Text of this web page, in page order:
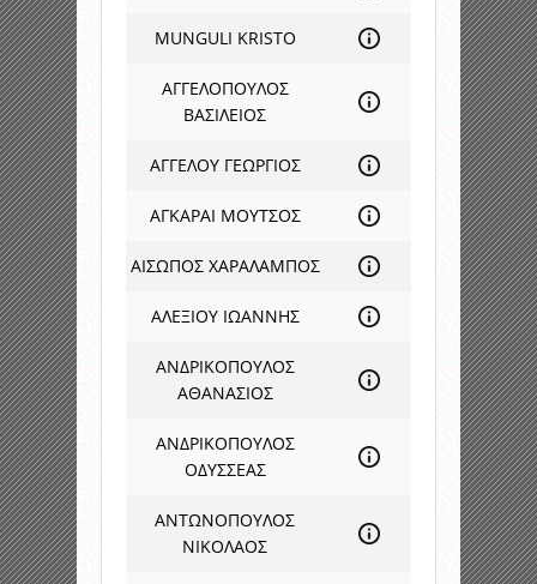
MUNGULI KRISTO
ΑΓΓΕΛΟΠΟΥΛΟΣ
ΒΑΣΙΛΕΙΟΣ
ΑΓΓΕΛΟΥ ΓΕΩΡΓΙΟΣ
ΑΓΚΑΡΑΙ ΜΟΥΤΣΟΣ
ΑΙΣΩΠΟΣ ΧΑΡΑΛΑΜΠΟΣ
ΑΛΕΞΙΟΥ ΙΩΑΝΝΗΣ
ΑΝΔΡΙΚΟΠΟΥΛΟΣ
ΑΘΑΝΑΣΙΟΣ
ΑΝΔΡΙΚΟΠΟΥΛΟΣ
ΟΔΥΣΣΕΑΣ
ΑΝΤΩΝΟΠΟΥΛΟΣ
ΝΙΚΟΛΑΟΣ